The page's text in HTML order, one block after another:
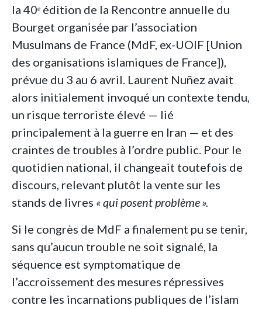
la 40ᵉ édition de la Rencontre annuelle du
Bourget organisée par l’association
Musulmans de France (MdF, ex-UOIF [Union
des organisations islamiques de France]),
prévue du 3 au 6 avril. Laurent Nuñez avait
alors initialement invoqué un contexte tendu,
un risque terroriste élevé — lié
principalement à la guerre en Iran — et des
craintes de troubles à l’ordre public. Pour le
quotidien national, il changeait toutefois de
discours, relevant plutôt la vente sur les
stands de livres «qui posent problème».
Si le congrès de MdF a finalement pu se tenir,
sans qu’aucun trouble ne soit signalé, la
séquence est symptomatique de
l’accroissement des mesures répressives
contre les incarnations publiques de l’islam